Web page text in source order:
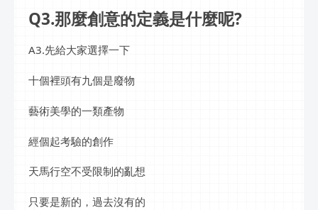
Q3.那麼創意的定義是什麼呢?
A3.先給大家選擇一下
十個裡頭有九個是廢物
藝術美學的一類產物
經個起考驗的創作
天馬行空不受限制的亂想
只要是新的，過去沒有的